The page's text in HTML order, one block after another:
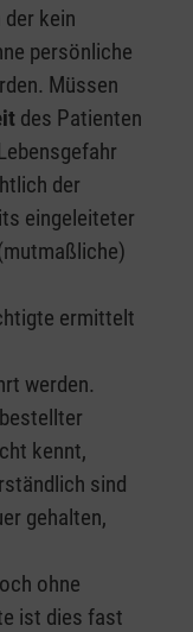
kein
persönliche
Müssen
des Patienten
der
eingeleiteter
ermittelt
werden.
kennt,
sind
gehalten,
ohne
ist dies fast